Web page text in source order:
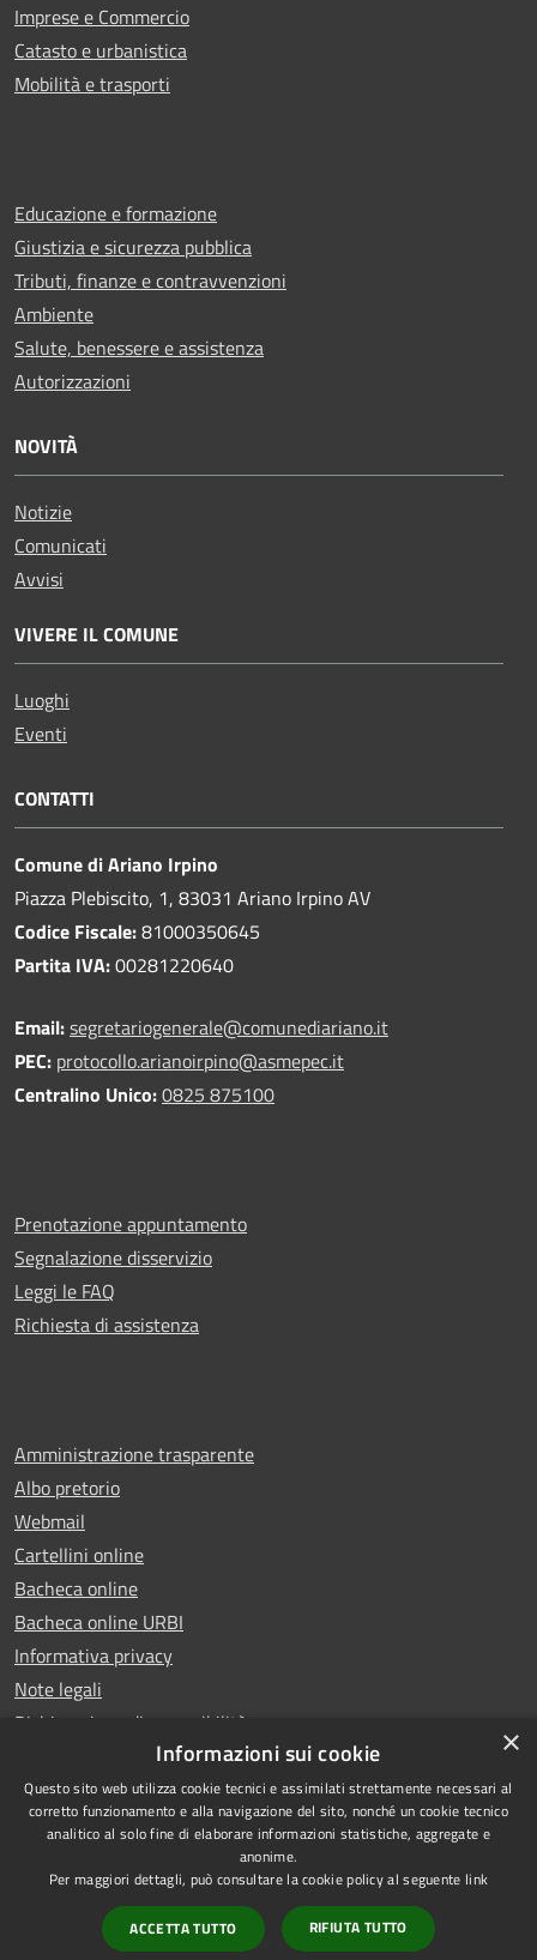
Imprese e Commercio
Catasto e urbanistica
Mobilità e trasporti
Educazione e formazione
Giustizia e sicurezza pubblica
Tributi, finanze e contravvenzioni
Ambiente
Salute, benessere e assistenza
Autorizzazioni
NOVITÀ
Notizie
Comunicati
Avvisi
VIVERE IL COMUNE
Luoghi
Eventi
CONTATTI
Comune di Ariano Irpino
Piazza Plebiscito, 1, 83031 Ariano Irpino AV
Codice Fiscale:81000350645
Partita IVA:00281220640
Email:segretariogenerale@comunediariano.it
PEC: protocollo.arianoirpino@asmepec.it
Centralino Unico:0825 875100
Prenotazione appuntamento
Segnalazione disservizio
Leggi le FAQ
Richiesta di assistenza
Amministrazione trasparente
Albo pretorio
Webmail
Cartellini online
Bacheca online
Bacheca online URBI
Informativa privacy
Note legali
Dichiarazione di accessibilità
RSS
Accessibilità
Copyright © 2025 Comune di
Ariano Irpino
Powered byMunicipium
Accesso redazione
×
Informazioni sui cookie
Questo sito web utilizza cookie tecnici e assimilati strettamente necessari al
corretto funzionamento e alla navigazione del sito, nonché un cookie tecnico
analitico al solo fine di elaborare informazioni statistiche, aggregate e
anonime.
Per maggiori dettagli, può consultare la cookie policy al seguente link
ACCETTA TUTTO RIFIUTA TUTTO